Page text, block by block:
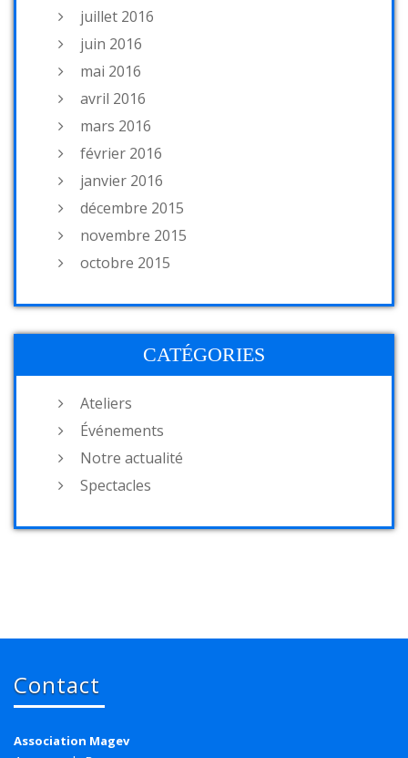
juillet 2016
juin 2016
mai 2016
avril 2016
mars 2016
février 2016
janvier 2016
décembre 2015
novembre 2015
octobre 2015
CATÉGORIES
Ateliers
Événements
Notre actualité
Spectacles
Contact
Association Magev